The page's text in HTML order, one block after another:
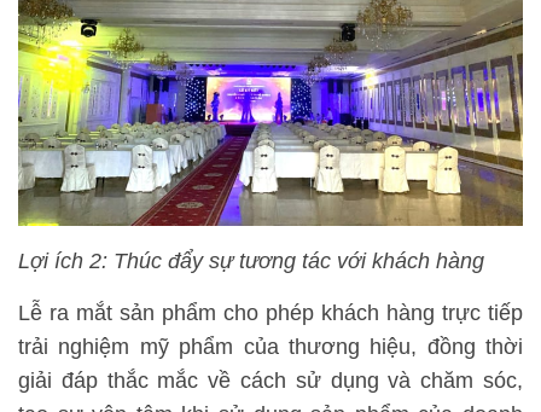
Lợi ích 2: Thúc đẩy sự tương tác với khách hàng
Lễ ra mắt sản phẩm cho phép khách hàng trực tiếp
trải nghiệm mỹ phẩm của thương hiệu, đồng thời
giải đáp thắc mắc về cách sử dụng và chăm sóc,